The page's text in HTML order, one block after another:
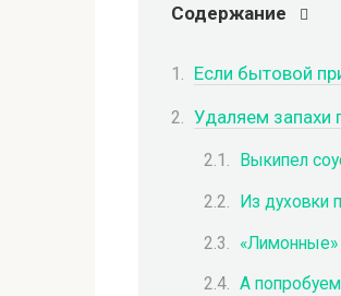
Содержание
Если бытовой
Удаляем запахи
Выкипел
Из духовки
А